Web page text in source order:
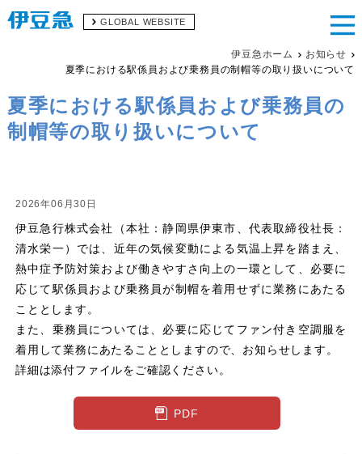
GLOBAL WEBSITE
伊豆急ホーム
お知らせ
夏季における駅係員および乗務員の制帽等の取り扱いについて
夏季における駅係員および乗務員の
制帽等の取り扱いについて
2026年06月30日
伊豆急行株式会社（本社：静岡県伊東市、代表取締役社長：
清水栄一）では、近年の気候変動による気温上昇を踏まえ、
熱中症予防対策および働きやすさ向上の一環として、必要に
応じて駅係員および乗務員が制帽を着用せずに業務にあたる
こととします。
また、乗務員については、必要に応じてファン付き空調服を
着用して業務にあたることとしますので、お知らせします。
詳細は添付ファイルをご確認ください。
PDF